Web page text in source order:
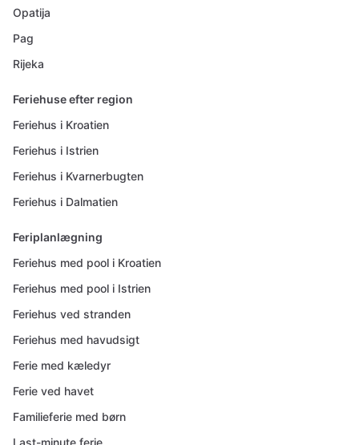
Opatija
Pag
Rijeka
Feriehuse efter region
Feriehus i Kroatien
Feriehus i Istrien
Feriehus i Kvarnerbugten
Feriehus i Dalmatien
Feriplanlægning
Feriehus med pool i Kroatien
Feriehus med pool i Istrien
Feriehus ved stranden
Feriehus med havudsigt
Ferie med kæledyr
Ferie ved havet
Familieferie med børn
Last-minute ferie